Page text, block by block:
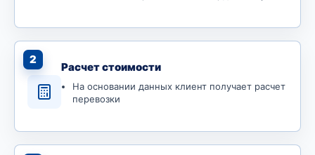
2
Расчет стоимости
На основании данных клиент получает расчет
перевозки